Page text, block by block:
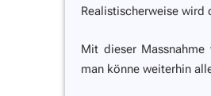
Realistischerweise wird
Mit dieser Massnahme
man könne weiterhin